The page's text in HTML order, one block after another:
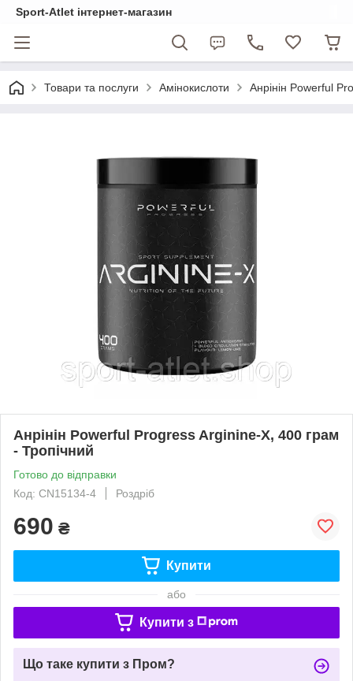
Sport-Atlet інтернет-магазин
Товари та послуги Амінокислоти Анрінін Powerful
Анрінін Powerful Progress Arginine-X, 400 грам
- Тропічний
Готово до відправки
Код: CN15134-4
Роздріб
690 ₴
Купити
або
Купити з
Що таке купити з Пром?